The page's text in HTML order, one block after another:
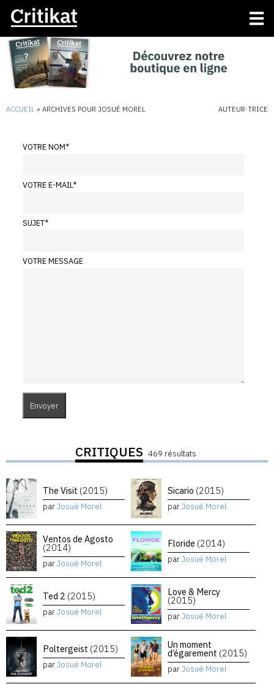
ACCUEIL » ARCHIVES POUR JOSUÉ MOREL AUTEUR·TRICE
VOTRE NOM*
VOTRE E-MAIL*
SUJET*
VOTRE MESSAGE
CRITIQUES 469 résultats
The Visit (2015)
parJosué Morel
Sicario (2015)
parJosué Morel
Ventos de Agosto
(2014)
parJosué Morel
Floride (2014)
parJosué Morel
Ted 2 (2015)
parJosué Morel
Love & Mercy
(2015)
parJosué Morel
Poltergeist (2015)
parJosué Morel
Un moment
d’égarement (2015)
parJosué Morel